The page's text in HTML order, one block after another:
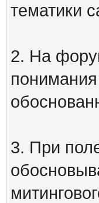
тематики
2. На
3. При